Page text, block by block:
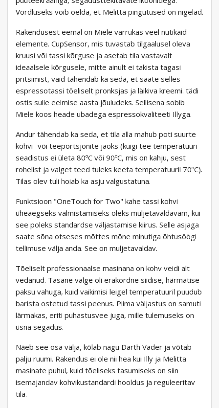
Võrdluseks võib öelda, et Melitta pingutused on nigelad.
Rakendusest eemal on Miele varrukas veel nutikaid
elemente. CupSensor, mis tuvastab tilgaalusel oleva
kruusi või tassi kõrguse ja asetab tila vastavalt
ideaalsele kõrgusele, mitte ainult ei takista tagasi
pritsimist, vaid tähendab ka seda, et saate selles
espressotassi tõeliselt pronksjas ja läikiva kreemi. tädi
ostis sulle eelmise aasta jõuludeks. Sellisena sobib
Miele koos heade ubadega espressokvaliteeti Illyga.
Andur tähendab ka seda, et tila alla mahub poti suurte
kohvi- või teeportsjonite jaoks (kuigi tee temperatuuri
seadistus ei ületa 80ºC või 90ºC, mis on kahju, sest
rohelist ja valget teed tuleks keeta temperatuuril 70ºC).
Tilas olev tuli hoiab ka asju valgustatuna.
Funktsioon "OneTouch for Two" kahe tassi kohvi
üheaegseks valmistamiseks oleks muljetavaldavam, kui
see poleks standardse väljastamise kiirus. Selle asjaga
saate sõna otseses mõttes mõne minutiga õhtusöögi
tellimuse välja anda. See on muljetavaldav.
Tõeliselt professionaalse masinana on kohv veidi alt
vedanud. Tasane valge oli erakordne siidise, härmatise
paksu vahuga, kuid vaikimisi leigel temperatuuril puudub
barista ostetud tassi peenus. Piima väljastus on samuti
lärmakas, eriti puhastusvee juga, mille tulemuseks on
üsna segadus.
Näeb see osa välja, kõlab nagu Darth Vader ja võtab
palju ruumi. Rakendus ei ole nii hea kui Illy ja Melitta
masinate puhul, kuid tõeliseks tasumiseks on siin
isemajandav kohvikustandardi hooldus ja reguleeritav
tila.